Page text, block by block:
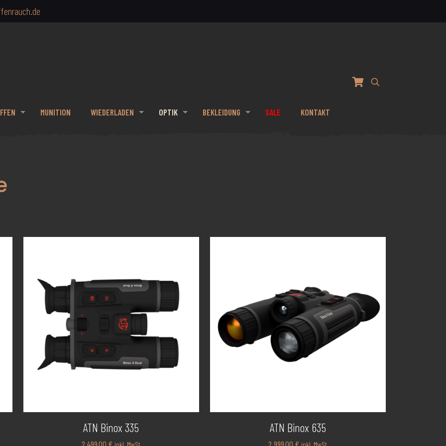
MUNITION WIEDERLADEN OPTIK BEKLEIDUNG SALE KONTAKT
ATN Binox 335 ATN Binox 635